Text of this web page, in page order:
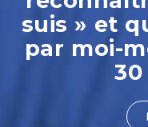
suis » et
par moi-
30